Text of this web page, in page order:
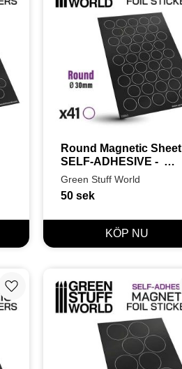
Round Magnetic Sheet
SELF-ADHESIVE -
30mm
Green Stuff World
50sek
Lägg till i favoriter